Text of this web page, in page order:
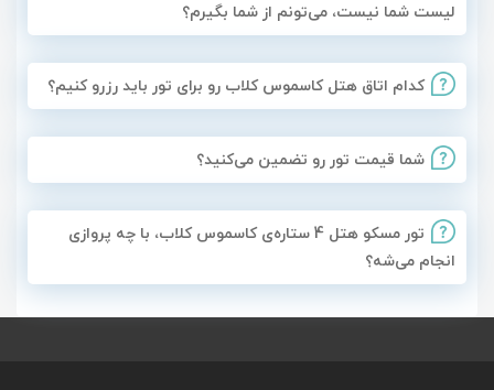
لیست شما نیست، می‌تونم از شما بگیرم؟
کدام اتاق هتل کاسموس کلاب رو برای تور باید رزرو کنیم؟
تور مسکو هتل 4 ستاره‌ی کاسموس کلاب، با چه پروازی
انجام می‌شه؟